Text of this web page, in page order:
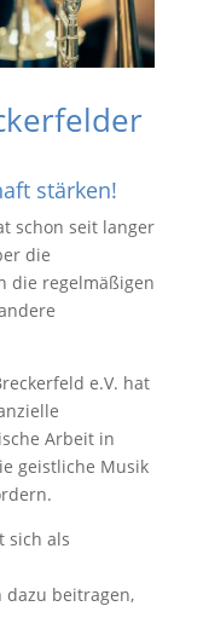
stärken!
schon seit langer
die
die regelmäßigen
e.V. hat
Arbeit in
geistliche Musik
sich als
beitragen,